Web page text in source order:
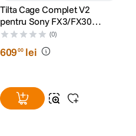
Tilta Cage Complet V2
pentru Sony FX3/FX30
Negru
(0)
60900 lei